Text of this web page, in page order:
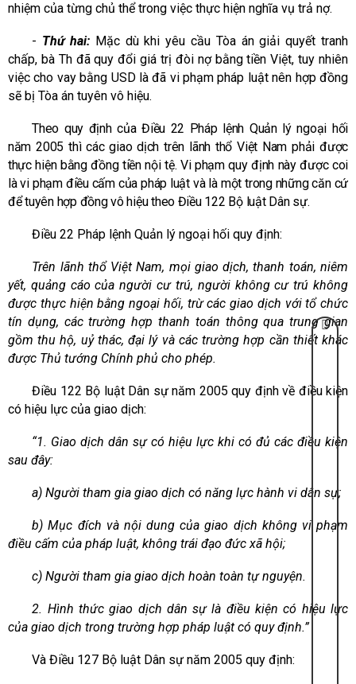
nhiệm của từng chủ thể trong việc thực hiện nghĩa vụ trả nợ.
- Thứ hai:Mặc dù khi yêu cầu Tòa án giải quyết tranh
chấp, bà Th đã quy đổi giá trị đòi nợ bằng tiền Việt, tuy nhiên
việc cho vay bằng USD là đã vi phạm pháp luật nên hợp đồng
sẽ bị Tòa án tuyên vô hiệu.
Theo quy định của Điều 22 Pháp lệnh Quản lý ngoại hối
năm 2005 thì các giao dịch trên lãnh thổ Việt Nam phải được
thực hiện bằng đồng tiền nội tệ. Vi phạm quy định này được coi
là vi phạm điều cấm của pháp luật và là một trong những căn cứ
để tuyên hợp đồng vô hiệu theo Điều 122 Bộ luật Dân sự.
Điều 22 Pháp lệnh Quản lý ngoại hối quy định:
Trên lãnh thổ Việt Nam, mọi giao dịch, thanh toán, niêm
yết, quảng cáo của người cư trú, người không cư trú không
được thực hiện bằng ngoại hối, trừ các giao dịch với tổ chức
tín dụng, các trường hợp thanh toán thông qua trung gian
gồm thu hộ, uỷ thác, đại lý và các trường hợp cần thiết khác
được Thủ tướng Chính phủ cho phép.
Điều 122 Bộ luật Dân sự năm 2005 quy định về điều kiện
có hiệu lực của giao dịch:
“1. Giao dịch dân sự có hiệu lực khi có đủ các điều kiện
sau đây:
a) Người tham gia giao dịch có năng lực hành vi dân sự;
b) Mục đích và nội dung của giao dịch không vi phạm
điều cấm của pháp luật, không trái đạo đức xã hội;
c) Người tham gia giao dịch hoàn toàn tự nguyện.
2. Hình thức giao dịch dân sự là điều kiện có hiệu lực
của giao dịch trong trường hợp pháp luật có quy định.”
Và Điều 127 Bộ luật Dân sự năm 2005 quy định: